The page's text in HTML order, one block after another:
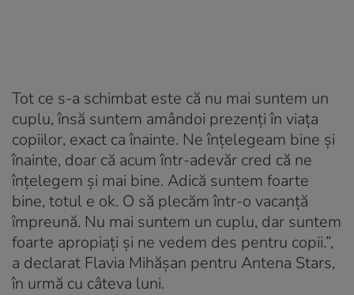
Tot ce s-a schimbat este că nu mai suntem un
cuplu, însă suntem amândoi prezenți în viața
copiilor, exact ca înainte. Ne înțelegeam bine și
înainte, doar că acum într-adevăr cred că ne
înțelegem și mai bine. Adică suntem foarte
bine, totul e ok. O să plecăm într-o vacanță
împreună. Nu mai suntem un cuplu, dar suntem
foarte apropiați și ne vedem des pentru copii.”,
a declarat Flavia Mihășan pentru Antena Stars,
în urmă cu câteva luni.